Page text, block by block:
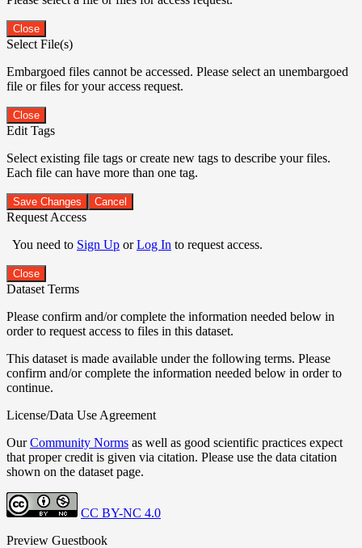
Close
Select File(s)
Embargoed files cannot be accessed. Please select an unembargoed
file or files for your access request.
Close
Edit Tags
Select existing file tags or create new tags to describe your files.
Each file can have more than one tag.
Save Changes Cancel
Request Access
You need to Sign Up orLog In to request access.
Close
Dataset Terms
Please confirm and/or complete the information needed below in
order to request access to files in this dataset.
This dataset is made available under the following terms. Please
confirm and/or complete the information needed below in order to
continue.
License/Data Use Agreement
OurCommunity Norms as well as good scientific practices expect
that proper credit is given via citation. Please use the data citation
shown on the dataset page.
CC BY-NC 4.0
Preview Guestbook